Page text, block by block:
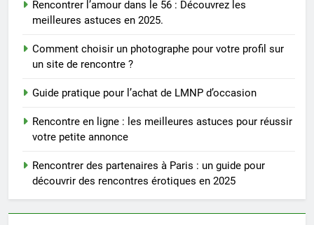
Rencontrer l’amour dans le 56 : Découvrez les
meilleures astuces en 2025.
Comment choisir un photographe pour votre profil sur
un site de rencontre ?
Guide pratique pour l’achat de LMNP d’occasion
Rencontre en ligne : les meilleures astuces pour réussir
votre petite annonce
Rencontrer des partenaires à Paris : un guide pour
découvrir des rencontres érotiques en 2025